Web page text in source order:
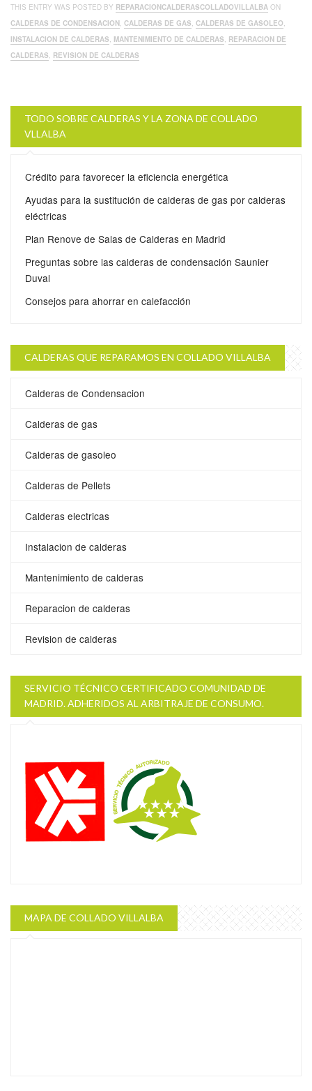
THIS ENTRY WAS POSTED BY REPARACIONCALDERASCOLLADOVILLALBA ON
CALDERAS DE CONDENSACION, CALDERAS DE GAS, CALDERAS DE GASOLEO,
INSTALACION DE CALDERAS, MANTENIMIENTO DE CALDERAS, REPARACION DE
CALDERAS, REVISION DE CALDERAS
TODO SOBRE CALDERAS Y LA ZONA DE COLLADO
VLLALBA
Crédito para favorecer la eficiencia energética
Ayudas para la sustitución de calderas de gas por calderas
eléctricas
Plan Renove de Salas de Calderas en Madrid
Preguntas sobre las calderas de condensación Saunier
Duval
Consejos para ahorrar en calefacción
CALDERAS QUE REPARAMOS EN COLLADO VILLALBA
Calderas de Condensacion
Calderas de gas
Calderas de gasoleo
Calderas de Pellets
Calderas electricas
Instalacion de calderas
Mantenimiento de calderas
Reparacion de calderas
Revision de calderas
SERVICIO TÉCNICO CERTIFICADO COMUNIDAD DE
MADRID. ADHERIDOS AL ARBITRAJE DE CONSUMO.
MAPA DE COLLADO VILLALBA